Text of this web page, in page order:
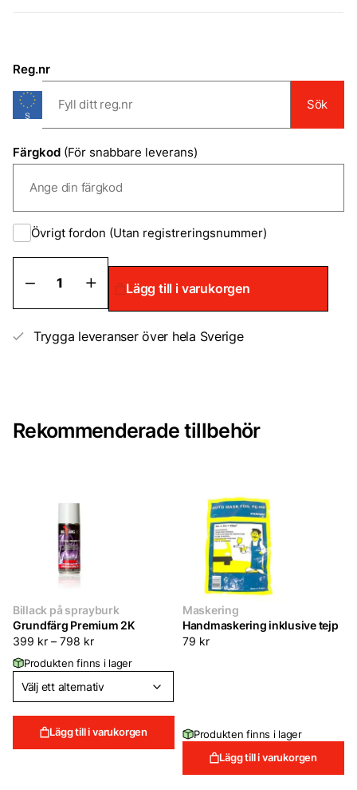
Reg.nr
Sök
Färgkod (För snabbare leverans)
Övrigt fordon (Utan registreringsnummer)
Billack
sprayburk
2k
för
Lägg till i varukorgen
Trygga leveranser över hela Sverige
Rekommenderade tillbehör
Billack på sprayburk
Grundfärg Premium 2K
399 kr – 798 kr
Produkten finns i lager
Lägg till i varukorgen
Maskering
Handmaskering inklusive tejp
79 kr
Produkten finns i lager
Lägg till i varukorgen